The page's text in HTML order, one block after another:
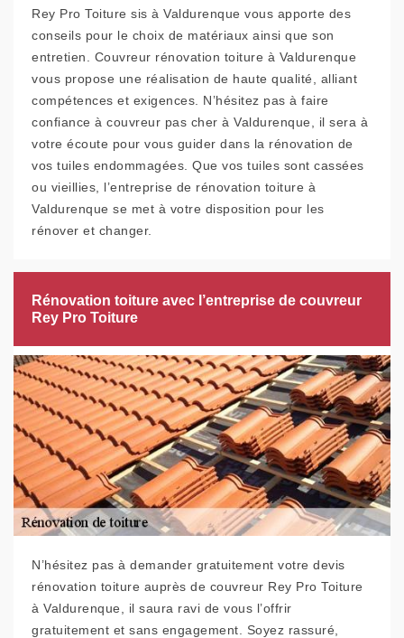
Rey Pro Toiture sis à Valdurenque vous apporte des
conseils pour le choix de matériaux ainsi que son
entretien. Couvreur rénovation toiture à Valdurenque
vous propose une réalisation de haute qualité, alliant
compétences et exigences. N’hésitez pas à faire
confiance à couvreur pas cher à Valdurenque, il sera à
votre écoute pour vous guider dans la rénovation de
vos tuiles endommagées. Que vos tuiles sont cassées
ou vieillies, l’entreprise de rénovation toiture à
Valdurenque se met à votre disposition pour les
rénover et changer.
Rénovation toiture avec l’entreprise de couvreur
Rey Pro Toiture
N’hésitez pas à demander gratuitement votre devis
rénovation toiture auprès de couvreur Rey Pro Toiture
à Valdurenque, il saura ravi de vous l’offrir
gratuitement et sans engagement. Soyez rassuré,